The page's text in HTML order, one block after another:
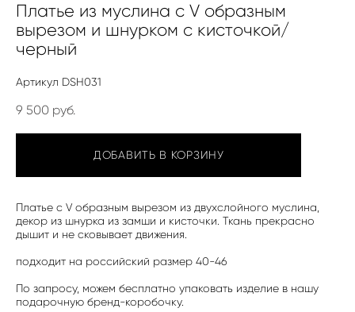
Платье из муслина с V образным
вырезом и шнурком с кисточкой/
черный
Артикул DSH031
9 500 pуб.
ДОБАВИТЬ В КОРЗИНУ
Платье с V образным вырезом из двухслойного муслина,
декор из шнурка из замши и кисточки. Ткань прекрасно
дышит и не сковывает движения.
подходит на российский размер 40-46
По запросу, можем бесплатно упаковать изделие в нашу
подарочную бренд-коробочку.